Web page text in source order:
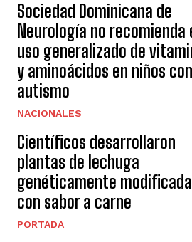
Sociedad Dominicana de
Neurología no recomienda
uso generalizado de
y aminoácidos en niños con
autismo
NACIONALES
Científicos desarrollaron
plantas de lechuga
genéticamente
con sabor a carne
PORTADA